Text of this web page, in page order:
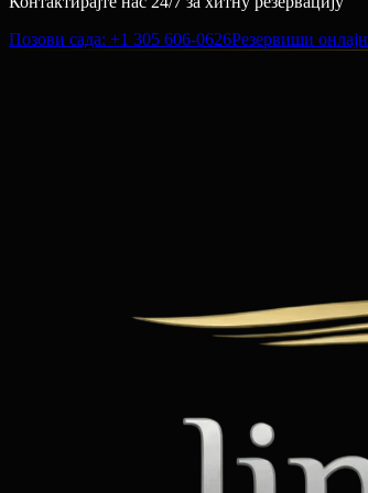
Позови сада: +1 305 606-0626Резервиши онлајн